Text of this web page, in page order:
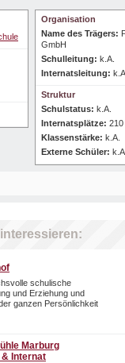
Organisation
Name des Trägers:
GmbH
Schulleitung: k.A.
Internatsleitung:
Struktur
Schulstatus: k.A.
Internatsplätze: 210
Klassenstärke: k.A.
Externe Schüler:
schulische
und Erziehung und
ganzen Persönlichkeit
Marburg
Internat